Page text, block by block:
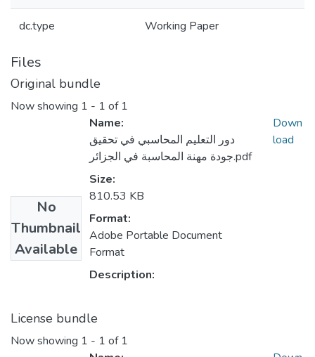
dc.type Working Paper
Files
Original bundle
Now showing 1 - 1 of 1
No
Thumbnail
Available
Name:
دور التعليم المحاسبي في تحقيق
جودة مهنة المحاسبة في الجزائر.pdf
Size:
810.53 KB
Format:
Adobe Portable Document
Format
Description:
Down
load
License bundle
Now showing 1 - 1 of 1